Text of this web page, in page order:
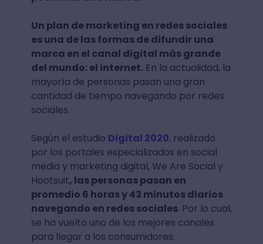
Un plan de marketing en redes sociales
es una de las formas de difundir una
marca en el canal digital más grande
del mundo: el internet.En la actualidad, la
mayoría de personas pasan una gran
cantidad de tiempo navegando por redes
sociales.
Según el estudio Digital 2020, realizado
por los portales especializados en social
media y marketing digital, We Are Social y
Hootsuit, las personas pasan en
promedio 6 horas y 43 minutos diarios
navegando en redes sociales. Por lo cual,
se ha vuelto uno de los mejores canales
para llegar a los consumidores.